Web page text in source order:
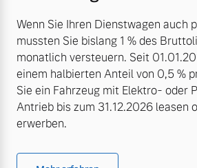
Wenn Sie Ihren Dienstwagen auch
mussten Sie bislang 1 % des
monatlich versteuern. Seit
einem halbierten Anteil von 0,5 %
Sie ein Fahrzeug mit Elektro- oder
Antrieb bis zum 31.12.2026 leasen
erwerben.